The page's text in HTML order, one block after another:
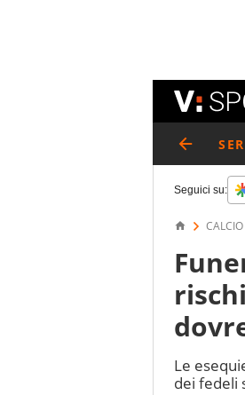
Seguici su:
CALCIO
Le
dei fedeli